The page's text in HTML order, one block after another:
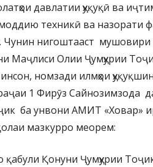
давлатии ҳуқуқӣ ва
техникӣ ва назорати
Чунин нигоштааст мушовири
Маҷлиси Олии Ҷумҳурии
инсон, номзади илмҳои
1 Фирӯз Сайнозимзода
ба унвони АМИТ «Ховар»
мазкурро меорем:
қабули Қонуни Ҷумҳурии